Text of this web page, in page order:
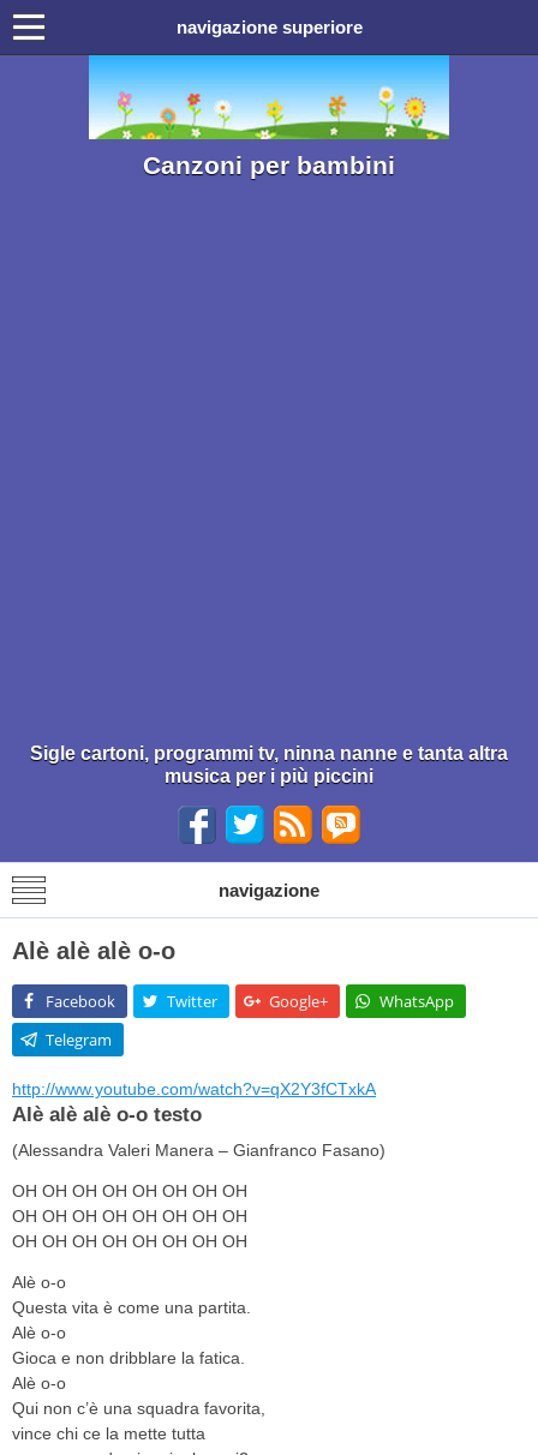
navigazione superiore
Canzoni per bambini
Sigle cartoni, programmi tv, ninna nanne e tanta altra
musica per i più piccini
navigazione
Alè alè alè o-o
Facebook Twitter Google+
WhatsApp
Telegram
http://www.youtube.com/watch?v=qX2Y3fCTxkA
Alè alè alè o-o testo
(Alessandra Valeri Manera – Gianfranco Fasano)
OH OH OH OH OH OH OH OH
OH OH OH OH OH OH OH OH
OH OH OH OH OH OH OH OH
Alè o-o
Questa vita è come una partita.
Alè o-o
Gioca e non dribblare la fatica.
Alè o-o
Qui non c’è una squadra favorita,
vince chi ce la mette tutta